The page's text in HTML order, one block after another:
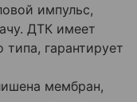
импульс,
ДТК имеет
типа, гарантирует
мембран,